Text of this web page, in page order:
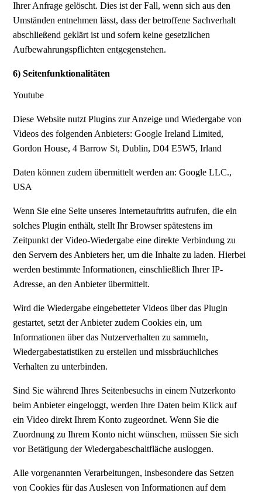
Ihrer Anfrage gelöscht. Dies ist der Fall, wenn sich aus den
Umständen entnehmen lässt, dass der betroffene Sachverhalt
abschließend geklärt ist und sofern keine gesetzlichen
Aufbewahrungspflichten entgegenstehen.
6) Seitenfunktionalitäten
Youtube
Diese Website nutzt Plugins zur Anzeige und Wiedergabe von
Videos des folgenden Anbieters: Google Ireland Limited,
Gordon House, 4 Barrow St, Dublin, D04 E5W5, Irland
Daten können zudem übermittelt werden an: Google LLC.,
USA
Wenn Sie eine Seite unseres Internetauftritts aufrufen, die ein
solches Plugin enthält, stellt Ihr Browser spätestens im
Zeitpunkt der Video-Wiedergabe eine direkte Verbindung zu
den Servern des Anbieters her, um die Inhalte zu laden. Hierbei
werden bestimmte Informationen, einschließlich Ihrer IP-
Adresse, an den Anbieter übermittelt.
Wird die Wiedergabe eingebetteter Videos über das Plugin
gestartet, setzt der Anbieter zudem Cookies ein, um
Informationen über das Nutzerverhalten zu sammeln,
Wiedergabestatistiken zu erstellen und missbräuchliches
Verhalten zu unterbinden.
Sind Sie während Ihres Seitenbesuchs in einem Nutzerkonto
beim Anbieter eingeloggt, werden Ihre Daten beim Klick auf
ein Video direkt Ihrem Konto zugeordnet. Wenn Sie die
Zuordnung zu Ihrem Konto nicht wünschen, müssen Sie sich
vor Betätigung der Wiedergabeschaltfläche ausloggen.
Alle vorgenannten Verarbeitungen, insbesondere das Setzen
von Cookies für das Auslesen von Informationen auf dem